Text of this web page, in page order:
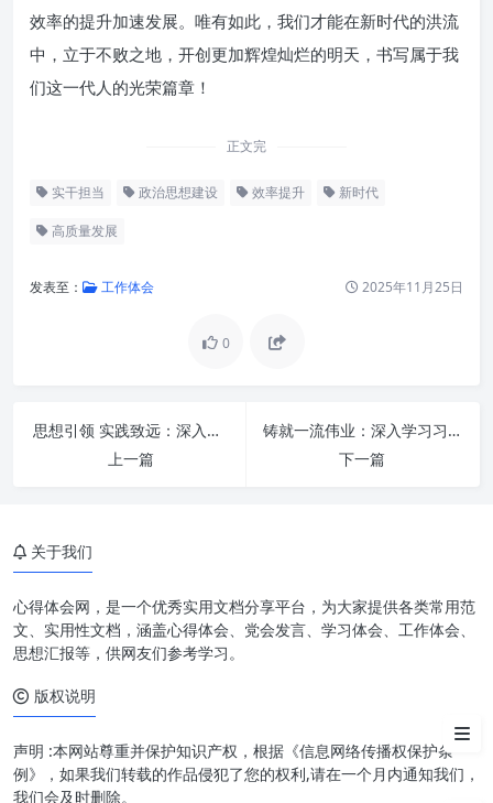
效率的提升加速发展。唯有如此，我们才能在新时代的洪流
中，立于不败之地，开创更加辉煌灿烂的明天，书写属于我
们这一代人的光荣篇章！
正文完
实干担当 政治思想建设 效率提升 新时代
高质量发展
发表至： 工作体会 2025年11月25日
0
思想引领 实践致远：深入学习习近平总书记重要指示精神，始终感恩奋进一流标准
上一篇
铸就一流伟业：深入学习习近平总书记重要指示精神，以感恩奋进的姿态书写时代华章
下一篇
三者合一：构建高质量发展的强
大合力
关于我们
心得体会网，是一个优秀实用文档分享平台，为大家提供各类常用范
文、实用性文档，涵盖心得体会、党会发言、学习体会、工作体会、
思想汇报等，供网友们参考学习。
版权说明
声明 :本网站尊重并保护知识产权，根据《信息网络传播权保护条
例》，如果我们转载的作品侵犯了您的权利,请在一个月内通知我们，
我们会及时删除。